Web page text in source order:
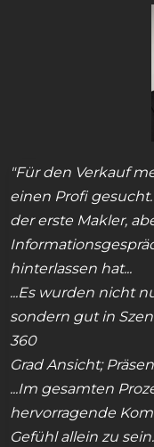
"Für den Verkauf
einen Profi
der erste Makler,
hinterlassen hat...
...Es wurden nicht
sondern gut in
360
Grad Ansicht;
...Im gesamten
hervorragende
Gefühl allein zu